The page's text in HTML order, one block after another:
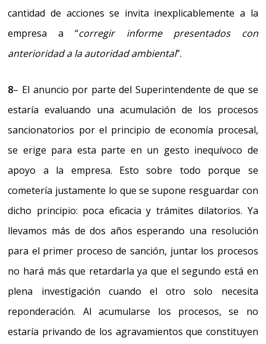
cantidad de acciones se invita inexplicablemente a la
empresa a “corregir informe presentados con
anterioridad a la autoridad ambiental”.
8– El anuncio por parte del Superintendente de que se
estaría evaluando una acumulación de los procesos
sancionatorios por el principio de economía procesal,
se erige para esta parte en un gesto inequívoco de
apoyo a la empresa. Esto sobre todo porque se
cometería justamente lo que se supone resguardar con
dicho principio: poca eficacia y trámites dilatorios. Ya
llevamos más de dos años esperando una resolución
para el primer proceso de sanción, juntar los procesos
no hará más que retardarla ya que el segundo está en
plena investigación cuando el otro solo necesita
reponderación. Al acumularse los procesos, se no
estaría privando de los agravamientos que constituyen